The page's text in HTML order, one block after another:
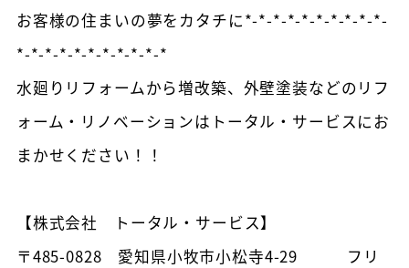
お客様の住まいの夢をカタチに*-*-*-*-*-*-*-*-*-*-
*-*-*-*-*-*-*-*-*-*-*
水廻りリフォームから増改築、外壁塗装などのリフ
ォーム・リノベーションはトータル・サービスにお
まかせください！！
【株式会社 トータル・サービス】
〒485-0828 愛知県小牧市小松寺4-29 フリ